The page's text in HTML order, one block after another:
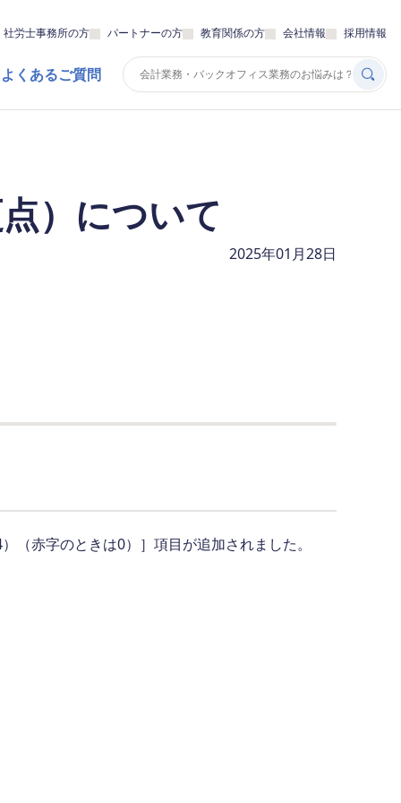
社労士事務所の方 パートナーの方 教育関係の方 会社情報 採用情報
くあるご質問
）について
2025年01月28日
（赤字のときは0）］項目が追加されました。